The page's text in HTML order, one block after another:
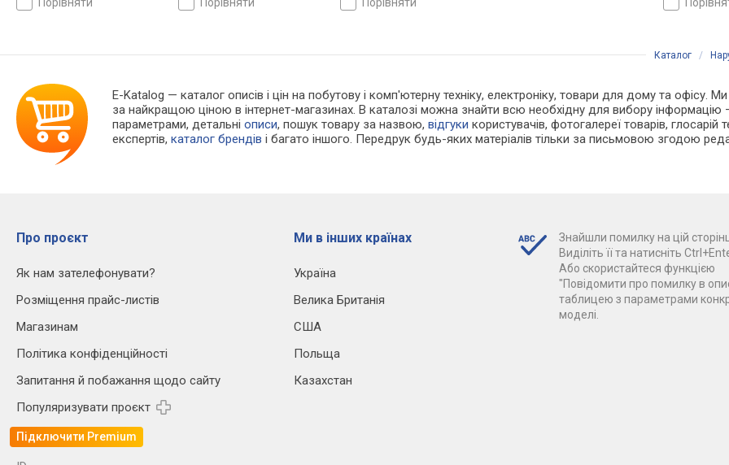
Каталог /
E-Katalog — каталог описів і цін на побутову і комп'ютерну техніку, електроніку, товари для дому та
за найкращою ціною в інтернет-магазинах. В каталозі можна знайти всю необхідну для вибору
параметрами, детальніописи, пошук товару за назвою,відгуки користувачів, фотогалереї товарів, глосарій
експертів,каталог брендів і багато іншого. Передрук будь-яких матеріалів тільки за письмовою згодою
Про проєкт
Як нам зателефонувати?
Розміщення прайс-листів
Магазинам
Політика конфіденційності
Запитання й побажання щодо сайту
Популяризувати проєкт
Підключити Premium
Ми в інших країнах
Україна
Велика Британія
США
Польща
Казахстан
Знайшли помилку на цій
Виділіть її та натисніть
Або скористайтеся функцією
"Повідомити про помилку в
таблицею з параметрами
моделі.